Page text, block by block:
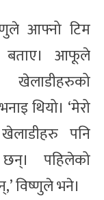
आफ्नो टिम
बताए। आफूले
खेलाडीहरुको
थियो। ‘मेरो
पनि
पहिलेको
विष्णुले भने।